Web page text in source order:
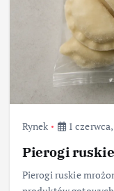
Rynek 1 czerwca,
Pierogi
Pierogi ruskie